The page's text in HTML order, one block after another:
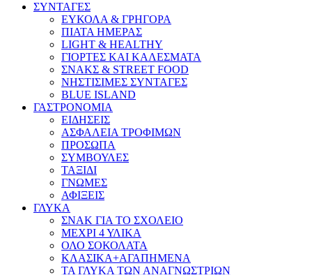
ΣΥΝΤΑΓΕΣ
ΕΥΚΟΛΑ & ΓΡΗΓΟΡΑ
ΠΙΑΤΑ ΗΜΕΡΑΣ
LIGHT & HEALTHY
ΓΙΟΡΤΕΣ ΚΑΙ ΚΑΛΕΣΜΑΤΑ
ΣΝΑΚΣ & STREET FOOD
ΝΗΣΤΙΣΙΜΕΣ ΣΥΝΤΑΓΕΣ
BLUE ISLAND
ΓΑΣΤΡΟΝΟΜΙΑ
ΕΙΔΗΣΕΙΣ
ΑΣΦΑΛΕΙΑ ΤΡΟΦΙΜΩΝ
ΠΡΟΣΩΠΑ
ΣΥΜΒΟΥΛΕΣ
ΤΑΞΙΔΙ
ΓΝΩΜΕΣ
ΑΦΙΞΕΙΣ
ΓΛΥΚΑ
ΣΝΑΚ ΓΙΑ ΤΟ ΣΧΟΛΕΙΟ
ΜΕΧΡΙ 4 ΥΛΙΚΑ
ΟΛΟ ΣΟΚΟΛΑΤΑ
ΚΛΑΣΙΚΑ+ΑΓΑΠΗΜΕΝΑ
ΤΑ ΓΛΥΚΑ ΤΩΝ ΑΝΑΓΝΩΣΤΡΙΩΝ